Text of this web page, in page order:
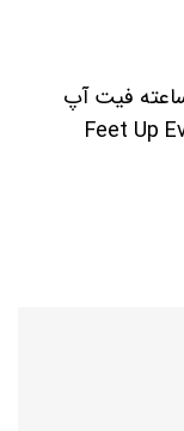
ضد تعریق و ضد بوی پای 24 ساعته فیت آپ
Feet Up